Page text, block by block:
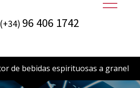
(+34) 96 406 1742
de bebidas espirituosas a granel